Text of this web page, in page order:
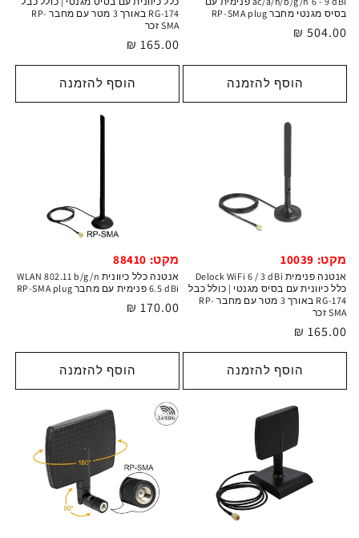
בסיס מגנטי מחבר RP-SMA plug
מחיר
504.00 ₪
הוסף להזמנה
RG-174 באורך 3 מטר עם מחבר RP-
SMA זכר
מחיר
רגיל
165.00 ₪
הוסף להזמנה
מקט: 10039
אנטנה פנימית Delock WiFi 6 / 3 dBi
כלל כיוונית עם בסיס מגנטי | כולל כבל
RG-174 באורך 3 מטר עם מחבר RP-
SMA זכר
מחיר
רגיל
165.00 ₪
הוסף להזמנה
מקט: 88410
אנטנה כלל כיוונית WLAN 802.11 b/g/n
6.5 dBi פנימית עם מחבר RP-SMA plug
מחיר
170.00 ₪
הוסף להזמנה